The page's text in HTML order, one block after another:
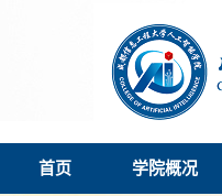
首页 学院概况